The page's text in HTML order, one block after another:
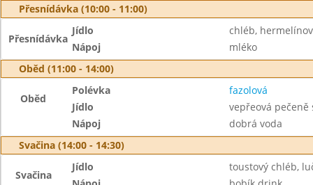
Přesnídávka (10:00 - 11:00)
Přesnídávka
Jídlo
chléb,
Nápoj
mléko
Oběd (11:00 - 14:00)
Oběd
Polévka
fazolová
Jídlo
vepřeová
Nápoj
dobrá voda
Svačina (14:00 - 14:30)
Svačina
Jídlo
toustový chléb,